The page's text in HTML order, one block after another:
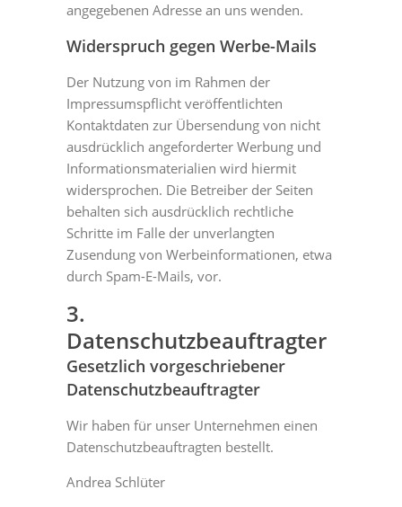
angegebenen Adresse an uns wenden.
Widerspruch gegen Werbe-Mails
Der Nutzung von im Rahmen der
Impressumspflicht veröffentlichten
Kontaktdaten zur Übersendung von nicht
ausdrücklich angeforderter Werbung und
Informationsmaterialien wird hiermit
widersprochen. Die Betreiber der Seiten
behalten sich ausdrücklich rechtliche
Schritte im Falle der unverlangten
Zusendung von Werbeinformationen, etwa
durch Spam-E-Mails, vor.
3.
Datenschutzbeauftragter
Gesetzlich vorgeschriebener
Datenschutzbeauftragter
Wir haben für unser Unternehmen einen
Datenschutzbeauftragten bestellt.
Andrea Schlüter